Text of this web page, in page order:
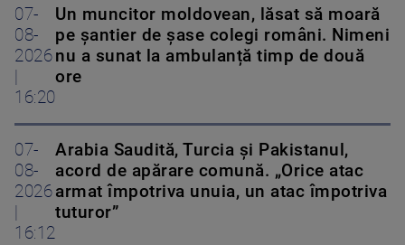
07-
08-
2026
16:20
Un muncitor moldovean, lăsat să moară
pe șantier de șase colegi români. Nimeni
nu a sunat la ambulanță timp de două
ore
07-
08-
2026
16:12
Arabia Saudită, Turcia și Pakistanul,
acord de apărare comună. „Orice atac
armat împotriva unuia, un atac împotriva
tuturor”